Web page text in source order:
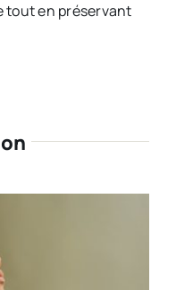
tout en préservant